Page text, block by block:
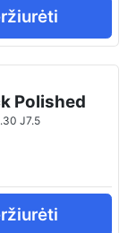
Polished
J7.5